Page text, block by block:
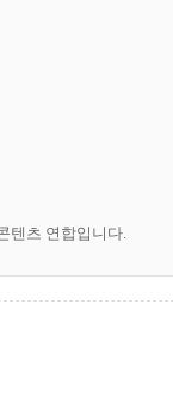
텐츠 연합입니다.